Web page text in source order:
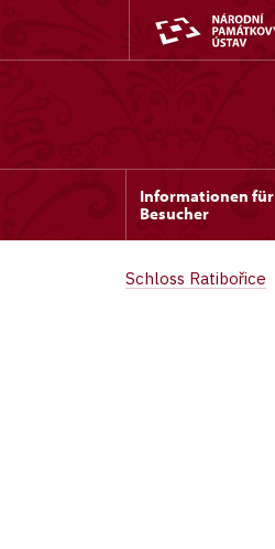
Informationen für
Besucher
Schloss Ratibořice